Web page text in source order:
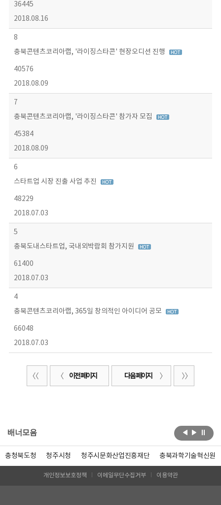
36445
2018.08.16
8
충북콘텐츠코리아랩, '라이징스타콘' 현장오디션 진행
40576
2018.08.09
7
충북콘텐츠코리아랩, '라이징스타콘' 참가자 모집
45384
2018.08.09
6
스타트업 시장 진출 사업 추진
48229
2018.07.03
5
충북도내스타트업, 국내외박람회 참가지원
61400
2018.07.03
4
충북콘텐츠코리아랩, 365일 창의적인 아이디어 공모
66048
2018.07.03
이전 페이지 다음 페이지
배너모음
충청북도청 청주시청 청주시문화산업진흥재단 충북과학기술혁신원
개인정보보호정책 이메일무단수집거부 이용약관